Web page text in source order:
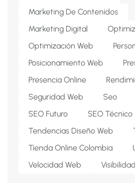
Marketing De Contenidos
Marketing Digital
Optimización Web
Posicionamiento Web
Presencia Online
Seguridad Web
Seo
SEO Futuro
SEO Técnico
Tendencias Diseño Web
Tienda Online Colombia
Velocidad Web